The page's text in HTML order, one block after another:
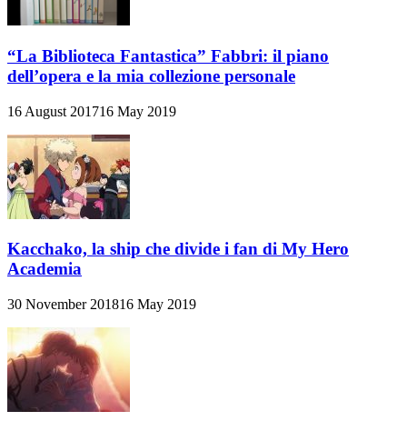
“La Biblioteca Fantastica” Fabbri: il piano
dell’opera e la mia collezione personale
16 August 201716 May 2019
Kacchako, la ship che divide i fan di My Hero
Academia
30 November 201816 May 2019